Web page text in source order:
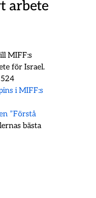
arbete
MIFF:s
för Israel.
i MIFF:s
”Förstå
bästa